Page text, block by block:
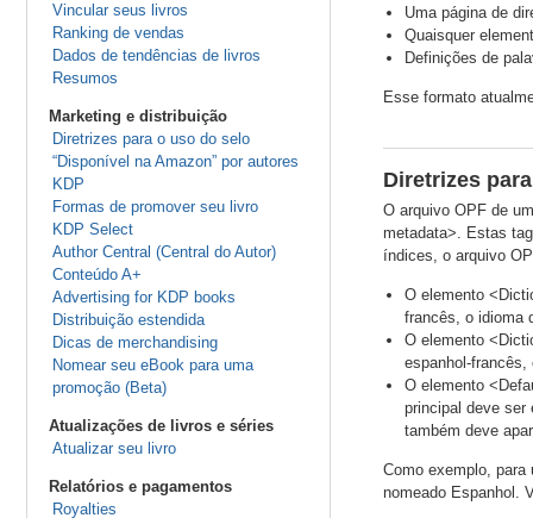
Vincular seus livros
Ranking de vendas
Dados de tendências de livros
Resumos
Marketing e distribuição
Diretrizes para o uso do selo
“Disponível na Amazon” por autores
KDP
Formas de promover seu livro
KDP Select
Author Central (Central do Autor)
Conteúdo A+
Advertising for KDP books
Distribuição estendida
Dicas de merchandising
Nomear seu eBook para uma
promoção (Beta)
Atualizações de livros e séries
Atualizar seu livro
Relatórios e pagamentos
Royalties
Uma página de
Quaisquer
Definições de
Esse formato
Diretrizes
O arquivo OPF de
metadata>. Estas
índices, o arquivo
O elemento
francês, o idioma
O elemento
espanhol-
O elemento
principal deve ser
também deve
Como exemplo,
nomeado Espanhol.